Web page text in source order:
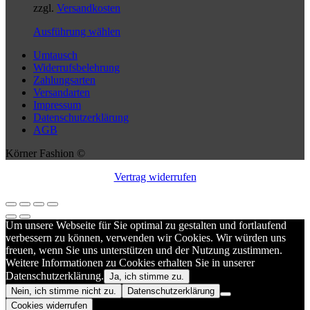
werden
zzgl. Versandkosten
Ausführung wählen
Optionen
gewählt
Umtausch
Widerrufsbelehrung
Zahlungsarten
Versandarten
Impressum
Datenschutzerklärung
AGB
Körner Fashion ©
Vertrag widerrufen
Um unsere Webseite für Sie optimal zu gestalten und fortlaufend
verbessern zu können, verwenden wir Cookies. Wir würden uns
freuen, wenn Sie uns unterstützen und der Nutzung zustimmen.
Weitere Informationen zu Cookies erhalten Sie in unserer
Datenschutzerklärung. Ja, ich stimme zu.
Nein, ich stimme nicht zu.
Datenschutzerklärung
Cookies widerrufen